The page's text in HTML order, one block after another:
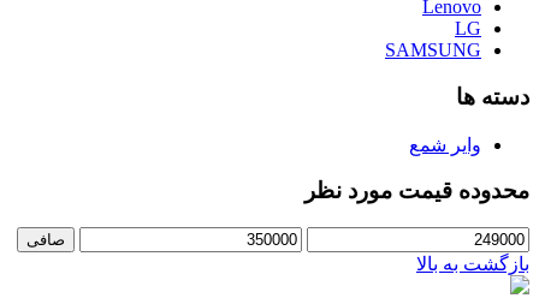
Lenovo
LG
SAMSUNG
دسته ها
وایر شمع
محدوده قیمت مورد نظر
حداقل
قیمت
حداكثر
صافی
بازگشت به بالا